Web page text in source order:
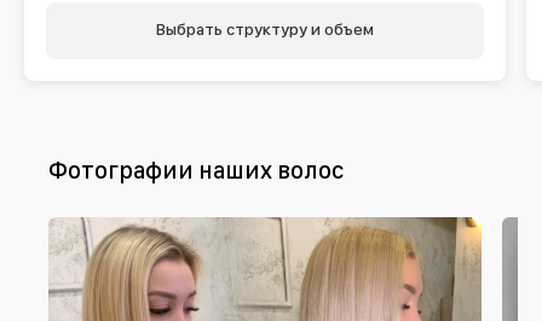
Выбрать структуру и объем
Фотографии наших волос